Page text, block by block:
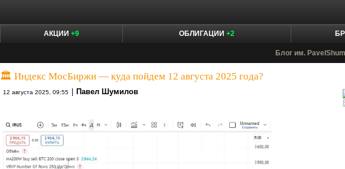
АКЦИИ +9 ОБЛИГАЦИИ +2
Блог им.
🏛 Индекс МосБиржи — куда пойдем 12 августа 2025 года?
12 августа 2025, 09:55 Павел Шумилов